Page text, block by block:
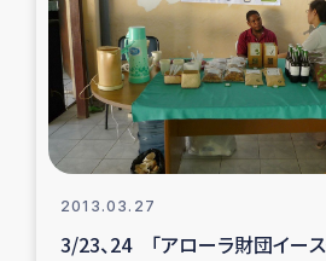
2013.03.27
3/23、24 「アローラ財団イース